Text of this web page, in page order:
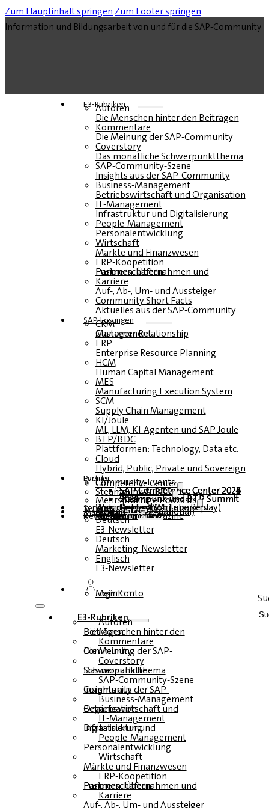
Zum Hauptinhalt springen Zum Footer springen
Information und Bildungsarbeit von und für die SAP-Community
E3-Rubriken
Autoren
Die Menschen hinter den Beiträgen
Kommentare
Die Meinung der SAP-Community
Coverstory
Das monatliche Schwerpunktthema
SAP-Community-Szene
Insights aus der SAP-Community
Business-Management
Betriebswirtschaft und Organisation
IT-Management
Infrastruktur und Digitalisierung
People-Management
Personalentwicklung
Wirtschaft
Märkte und Finanzwesen
ERP-Koopetition
Fusionen, Übernahmen und Partnerschaften
Karriere
Auf-, Ab-, Um- und Aussteiger
Community Short Facts
Aktuelles aus der SAP-Community
SAP-Lösungen
CRM
Customer Relationship Management
ERP
Enterprise Resource Planning
HCM
Human Capital Management
MES
Manufacturing Execution System
SCM
Supply Chain Management
KI/Joule
ML, LLM, KI-Agenten und SAP Joule
BTP/BDC
Plattformen: Technology, Data etc.
Cloud
Hybrid, Public, Private und Sovereign
Partner
EventsCommunity-Events
Competence Center
SAP Competence Center 2026
SAP Competence Center 2025
SAP Competence Center 2024
SAP Competence Center 2023
Steampunk & BTP
Steampunk und BTP Summit 2026
Steampunk und BTP Summit 2025
Steampunk und BTP Summit 2024
Mehrsprachige Podcasts
Deutsch
Englisch
Spanisch
Französisch
Roundtables (YouTube Replay)
Webinare und Whitepapers
Service
Formulare
Kontakt
Mediadaten DACH
Media Kit (International)
Magazin
hier abonnieren
für Abonnenten
kostenfreie Magazine
Newsletter
Deutsch
E3-Newsletter
Deutsch
Marketing-Newsletter
Englisch
E3-Newsletter
Login
Mein Konto
E3-Rubriken
Autoren
Die Menschen hinter den Beiträgen
Kommentare
Die Meinung der SAP-Community
Coverstory
Das monatliche Schwerpunktthema
SAP-Community-Szene
Insights aus der SAP-Community
Business-Management
Betriebswirtschaft und Organisation
IT-Management
Infrastruktur und Digitalisierung
People-Management
Personalentwicklung
Wirtschaft
Märkte und Finanzwesen
ERP-Koopetition
Fusionen, Übernahmen und Partnerschaften
Karriere
Auf-, Ab-, Um- und Aussteiger